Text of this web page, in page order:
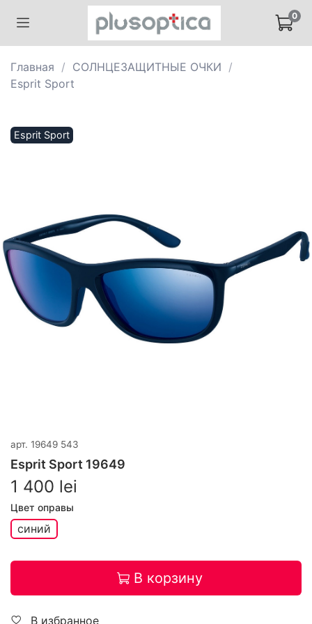
0
Главная
СОЛНЦЕЗАЩИТНЫЕ ОЧКИ
Esprit Sport
Esprit Sport
арт. 19649 543
Esprit Sport 19649
1 400 lei
Цвет оправы
синий
В корзину
В избранное